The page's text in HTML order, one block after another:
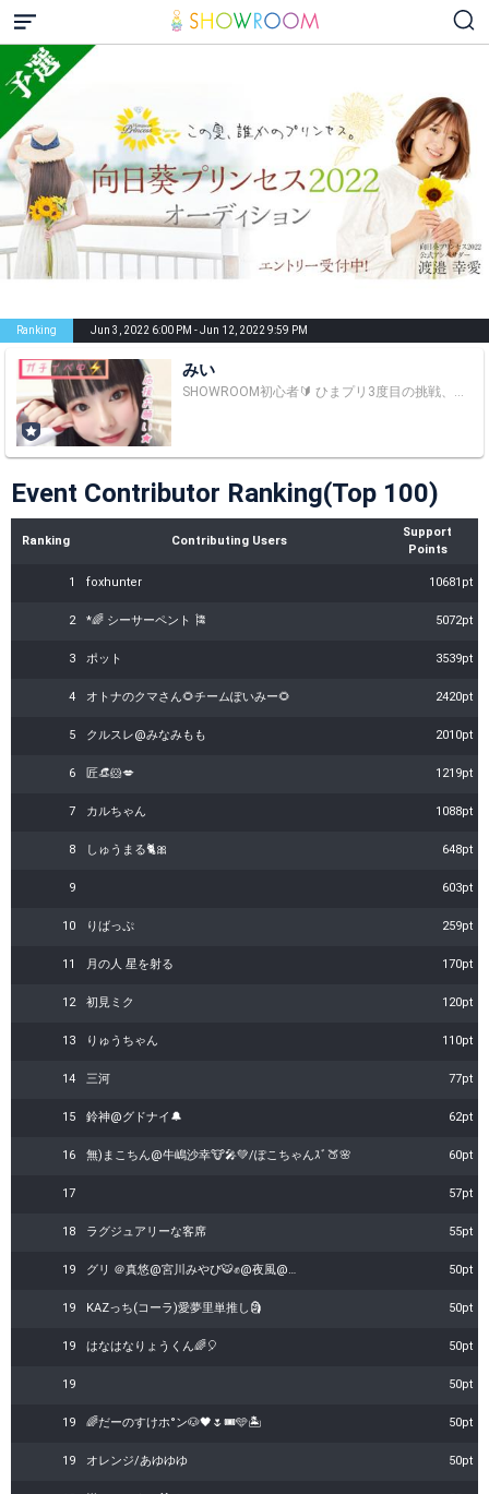
Ranking Jun 3, 2022 6:00 PM - Jun 12, 2022 9:59 PM
みい
SHOWROOM初心者🔰 ひまプリ3度目の挑戦、今回もだめでしたが、応援してくれる方々がいる限り、夢を諦めずに日々精進していきます！！ →今世では夢を諦めることになりました。 雑誌掲載やランウェイモデル、映画、CM、アイドルなどの、夢のためのイベントの多さで普段はLINE LIVEメインで活動していました。 どんなチャンスも逃したくないです。 人生1度きり、時間は有限。 たくさんのイベントに参加します。 →SHOWROOM公式様からオーガナイザー登録してないライバーはイベント参加が難しいと助言をいただき、SHOWROOMでの配信は諦めることにしました。 真面目に生きてきて、病気を経験して、今も職場では差別や偏見を受けます。 そんな私がどうしても諦められなかった夢。人生で一度でも表舞台で輝きたい。 ただの田舎者の村人Aが人生をかけて夢を叶えていく物語を皆さんと作っていきかったです📖
Event Contributor Ranking(Top 100)
Ranking Contributing Users
Support
Points
1 foxhunter 10681pt
2 *🌈 シーサーペント 🎏 5072pt
3 ポット 3539pt
4 オトナのクマさん🌻チームぽいみー🌻 2420pt
5 クルスレ@みなみもも 2010pt
6 匠👒🐹💋 1219pt
7 カルちゃん 1088pt
8 しゅうまる🐈🎀 648pt
9 603pt
10 りばっぷ 259pt
11 月の人 星を射る 170pt
12 初見ミク 120pt
13 りゅうちゃん 110pt
14 三河 77pt
15 鈴神@グドナイ🔔 62pt
16 無)まこちん@牛嶋沙幸🐮🎤💚/ぽこちゃんｽﾞ🍑🌸 60pt
17 57pt
18 ラグジュアリーな客席 55pt
19 グリ ＠真悠@宮川みやび🐯✊@夜風@… 50pt
19 KAZっち(コーラ)愛夢里単推し🗿 50pt
19 はなはなりょうくん🌈🎈 50pt
19 50pt
19 🌈だーのすけホ°ン🐶🖤🌷🎟️🩵🏝️ 50pt
19 オレンジ/あゆゆゆ 50pt